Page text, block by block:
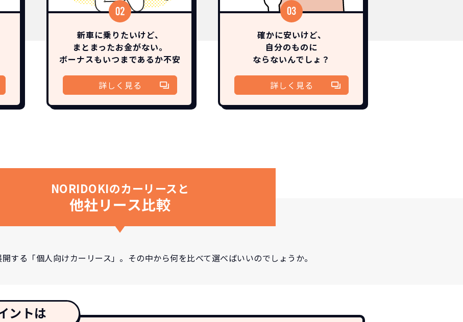
新車に乗りたいけど、
まとまったお金がない。
ボーナスもいつまであるか不安
詳しく見る
確かに安いけど、
自分のものに
ならないんでしょ？
詳しく見る
NORIDOKIのカーリースと
他社リース比較
する「個人向けカーリース」。その中から何を比べて選べばいいのでしょうか。
ントは